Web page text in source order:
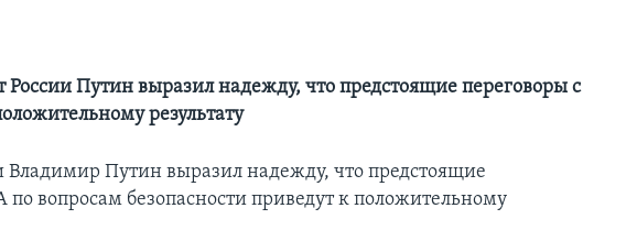
России Путин выразил надежду, что предстоящие переговоры с
результату
Владимир Путин выразил надежду, что предстоящие
вопросам безопасности приведут к положительному